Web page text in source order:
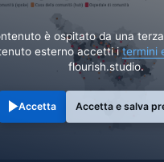
è ospitato da una
esterno accetti itermini
flourish.studio.
Accetta Accetta e salva